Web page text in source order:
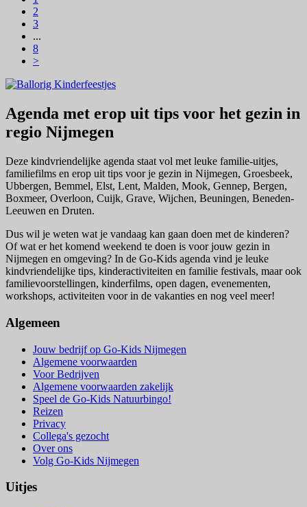
2
3
...
8
>
Agenda met erop uit tips voor het gezin in
regio Nijmegen
Deze kindvriendelijke agenda staat vol met leuke familie-uitjes,
familiefilms en erop uit tips voor je gezin in Nijmegen, Groesbeek,
Ubbergen, Bemmel, Elst, Lent, Malden, Mook, Gennep, Bergen,
Boxmeer, Overloon, Cuijk, Grave, Wijchen, Beuningen, Beneden-
Leeuwen en Druten.
Dus wil je weten wat je vandaag kan gaan doen met de kinderen?
Of wat er het komend weekend te doen is voor jouw gezin in
Nijmegen en omgeving? In de Go-Kids agenda vind je leuke
kindvriendelijke tips, kinderactiviteiten en familie festivals, maar ook
familievoorstellingen, kinderfilms, open dagen, evenementen,
workshops, activiteiten voor in de vakanties en nog veel meer!
Algemeen
Jouw bedrijf op Go-Kids Nijmegen
Algemene voorwaarden
Voor Bedrijven
Algemene voorwaarden zakelijk
Speel de Go-Kids Natuurbingo!
Reizen
Privacy
Collega's gezocht
Over ons
Volg Go-Kids Nijmegen
Uitjes